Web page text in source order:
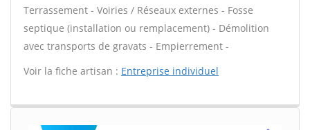
Terrassement - Voiries / Réseaux externes - Fosse
septique (installation ou remplacement) - Démolition
avec transports de gravats - Empierrement -
Voir la fiche artisan : Entreprise individuel